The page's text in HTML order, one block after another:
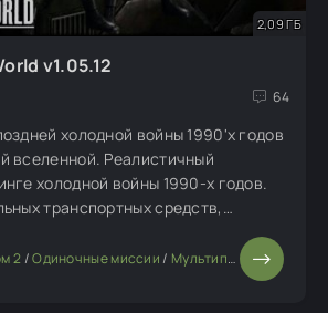
2,09 ГБ
v1.05.12
64
холодной войны 1990'х годов
вселенной. Реалистичный
холодной войны 1990-х годов.
транспортных средств,
повреждений.
2 /Одиночные миссии / Мультиплеерные моды